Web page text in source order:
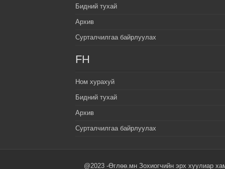
Бидний тухай
Архив
Сурталчилгаа байрлуулах
FH
Ном хурахуй
Бидний тухай
Архив
Сурталчилгаа байрлуулах
@2023 -Өглөө.мн Зохиогчийн эрх хуулиар